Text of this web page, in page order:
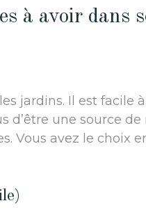
à avoir dans
jardins. Il est facile
d’être une source
Vous avez le choix